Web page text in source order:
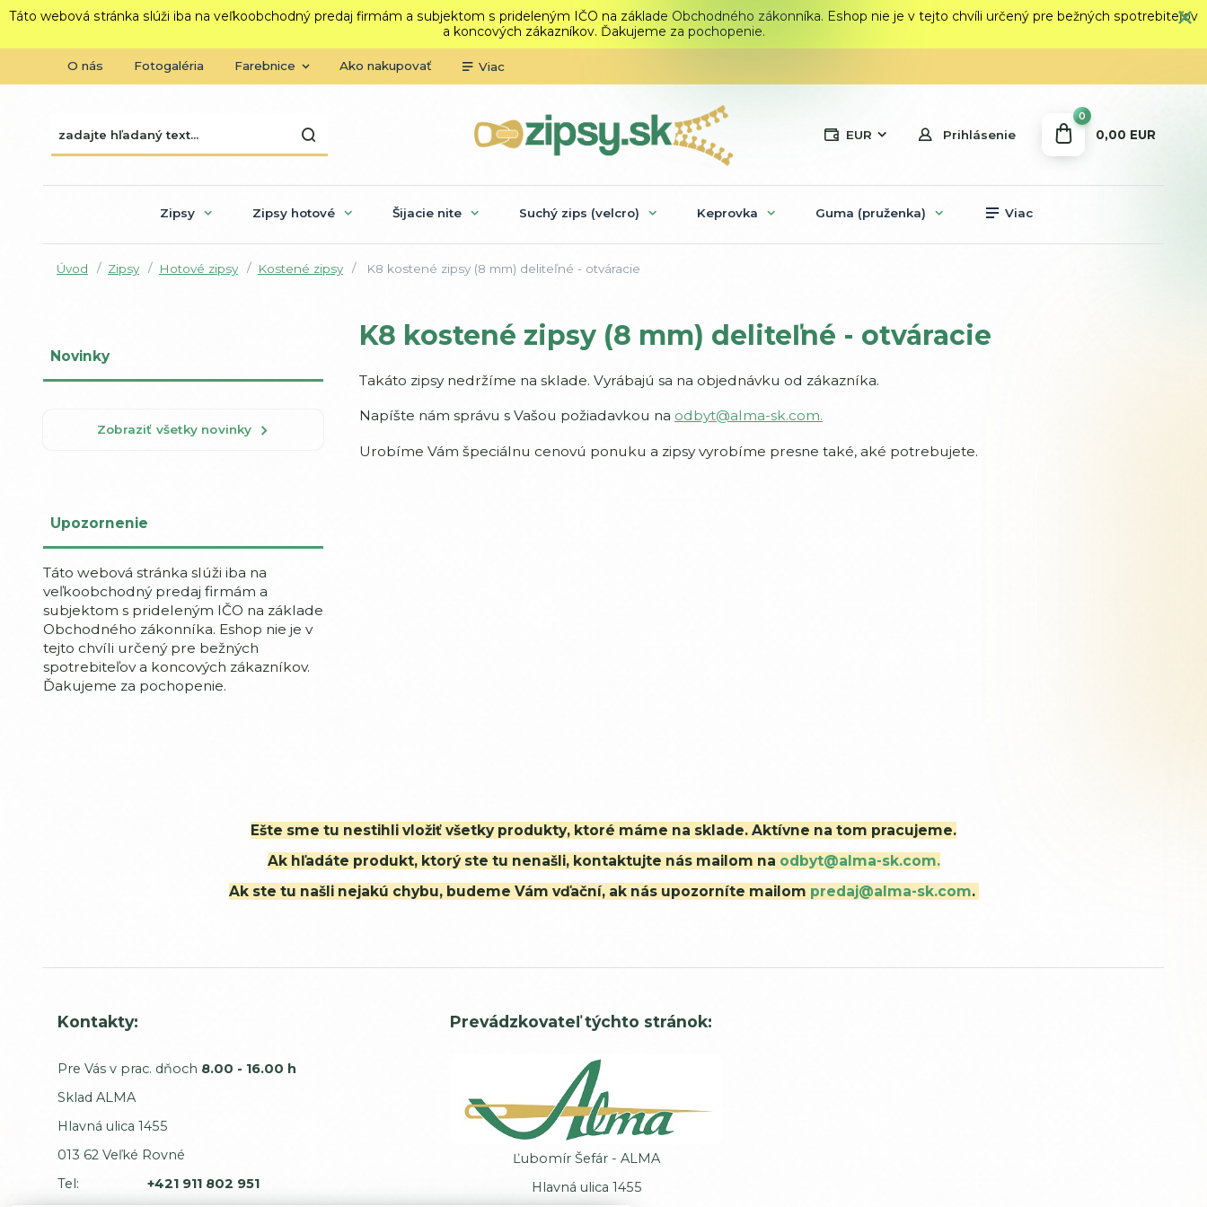
Táto webová stránka slúži iba na veľkoobchodný predaj firmám a subjektom s prideleným IČO na základe Obchodného zákonníka. Eshop nie je v tejto chvíli určený pre bežných spotrebiteľov
a koncových zákazníkov. Ďakujeme za pochopenie.
O nás Fotogaléria Farebnice Ako nakupovať Viac
EUR Prihlásenie
0
0,00 EUR
Zipsy Zipsy hotové Šijacie nite Suchý zips (velcro) Keprovka Guma (pruženka) Viac
Úvod Zipsy Hotové zipsy Kostené zipsy K8 kostené zipsy (8 mm) deliteľné - otváracie
K8 kostené zipsy (8 mm) deliteľné - otváracie
Takáto zipsy nedržíme na sklade. Vyrábajú sa na objednávku od zákazníka.
Napíšte nám správu s Vašou požiadavkou na odbyt@alma-sk.com.
Urobíme Vám špeciálnu cenovú ponuku a zipsy vyrobíme presne také, aké potrebujete.
Novinky
Zobraziť všetky novinky
Upozornenie
Táto webová stránka slúži iba na
veľkoobchodný predaj firmám a
subjektom s prideleným IČO na základe
Obchodného zákonníka. Eshop nie je v
tejto chvíli určený pre bežných
spotrebiteľov a koncových zákazníkov.
Ďakujeme za pochopenie.
Ešte sme tu nestihli vložiť všetky produkty, ktoré máme na sklade. Aktívne na tom pracujeme.
Ak hľadáte produkt, ktorý ste tu nenašli, kontaktujte nás mailom na odbyt@alma-sk.com.
Ak ste tu našli nejakú chybu, budeme Vám vďační, ak nás upozorníte mailom predaj@alma-sk.com.
Kontakty:
Pre Vás v prac. dňoch 8.00 - 16.00 h
Sklad ALMA
Hlavná ulica 1455
013 62 Veľké Rovné
Tel:
+421 911 802 951
Prevádzkovateľ týchto stránok:
Ľubomír Šefár - ALMA
Hlavná ulica 1455